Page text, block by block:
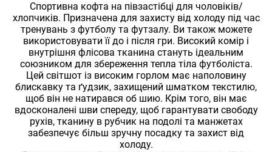
Спортивна кофта на півзастібці для чоловіків/
хлопчиків. Призначена для захисту від холоду під час
тренувань з футболу та футзалу. Ви також можете
використовувати її до і після гри. Високий комір і
внутрішня флісова тканина стануть ідеальним
союзником для збереження тепла тіла футболіста.
Цей світшот із високим горлом має наполовину
блискавку та ґудзик, захищений шматком текстилю,
щоб він не натирався об шию. Крім того, він має
вдосконалені шви спереду, щоб гарантувати свободу
рухів, тканину в рубчик на подолі та манжетах
забезпечує більш зручну посадку та захист від
холоду.